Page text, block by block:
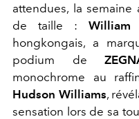
attendues, la
de taille : William
hongkongais, a
podium de
monochrome au
Hudson Williams,
sensation lors de sa